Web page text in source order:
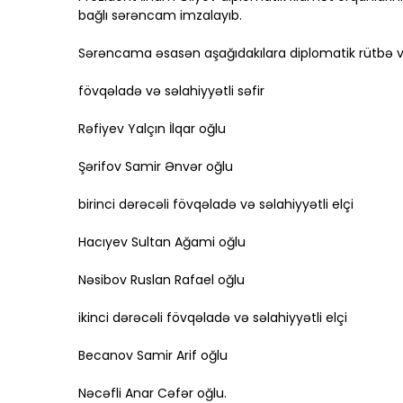
bağlı sərəncam imzalayıb.
Sərəncama əsasən aşağıdakılara diplomatik rütbə
fövqəladə və səlahiyyətli səfir
Rəfiyev Yalçın İlqar oğlu
Şərifov Samir Ənvər oğlu
birinci dərəcəli fövqəladə və səlahiyyətli elçi
Hacıyev Sultan Ağami oğlu
Nəsibov Ruslan Rafael oğlu
ikinci dərəcəli fövqəladə və səlahiyyətli elçi
Becanov Samir Arif oğlu
Nəcəfli Anar Cəfər oğlu.